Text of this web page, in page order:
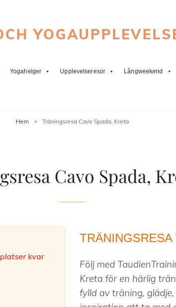
Yogahelger Upplevelseresor Långweekend
Hem > Träningsresa Cavo Spada, Kreta
Cavo Spada,
kvar
TRÄNINGSRESA
Följ med
Kreta för en härlig
fylld av träning,